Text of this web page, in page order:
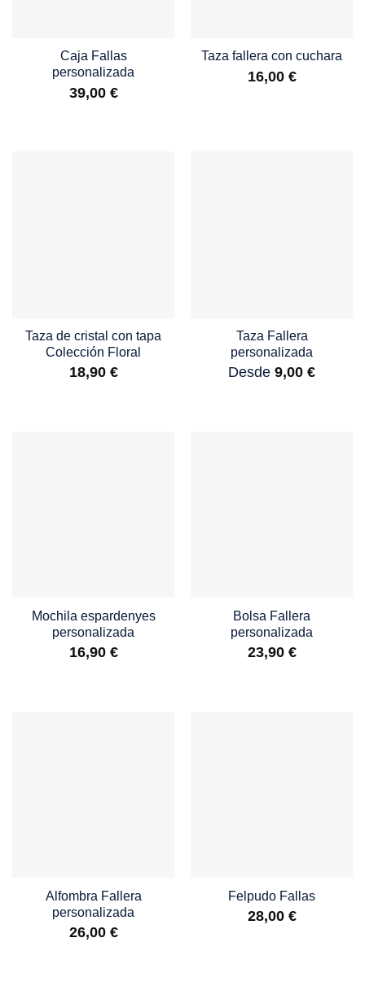
Caja Fallas
personalizada
39,00 €
Taza fallera con cuchara
16,00 €
Taza de cristal con tapa
Colección Floral
18,90 €
Taza Fallera
personalizada
Desde 9,00 €
Mochila espardenyes
personalizada
16,90 €
Bolsa Fallera
personalizada
23,90 €
Alfombra Fallera
personalizada
26,00 €
Felpudo Fallas
28,00 €